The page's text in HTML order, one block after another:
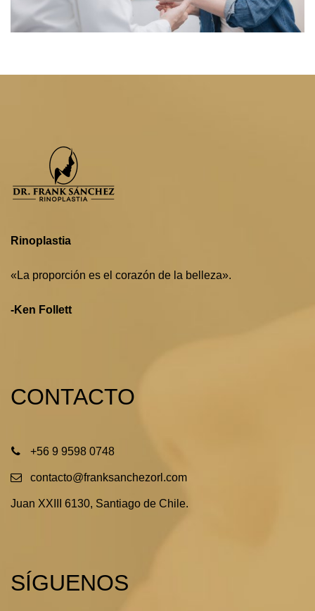
Rinoplastia
«La proporción es el corazón de la belleza».
-Ken Follett
CONTACTO
+56 9 9598 0748
contacto@franksanchezorl.com
Juan XXIII 6130, Santiago de Chile.
SÍGUENOS